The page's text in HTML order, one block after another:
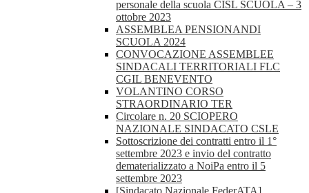
personale della scuola CISL SCUOLA – 3
ottobre 2023
ASSEMBLEA PENSIONANDI
SCUOLA 2024
CONVOCAZIONE ASSEMBLEE
SINDACALI TERRITORIALI FLC
CGIL BENEVENTO
VOLANTINO CORSO
STRAORDINARIO TER
Circolare n. 20 SCIOPERO
NAZIONALE SINDACATO CSLE
Sottoscrizione dei contratti entro il 1°
settembre 2023 e invio del contratto
dematerializzato a NoiPa entro il 5
settembre 2023